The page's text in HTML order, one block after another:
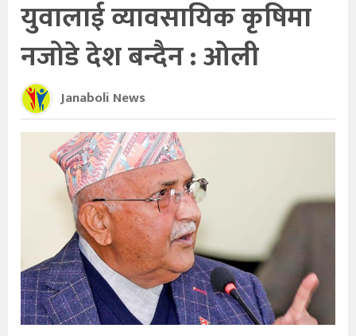
युवालाई व्यावसायिक कृषिमा
नजोडे देश बन्दैन : ओली
Janaboli News